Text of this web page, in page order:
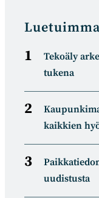
Tekoäly
tukena
kaikkien
uudistusta